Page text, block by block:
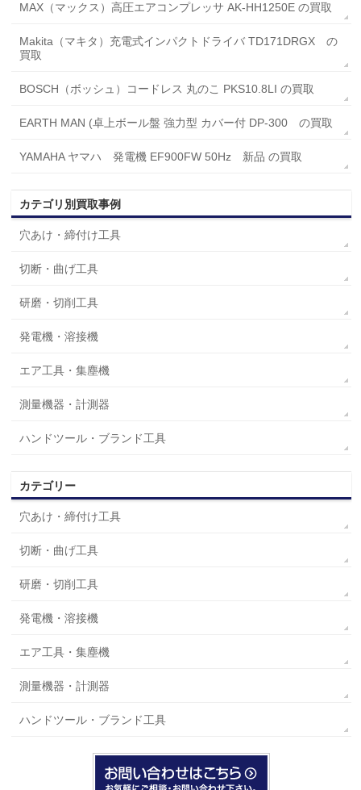
MAX（マックス）高圧エアコンプレッサ AK-HH1250E の買取
Makita（マキタ）充電式インパクトドライバ TD171DRGX の
買取
BOSCH（ボッシュ）コードレス 丸のこ PKS10.8LI の買取
EARTH MAN (卓上ボール盤 強力型 カバー付 DP-300 の買取
YAMAHA ヤマハ 発電機 EF900FW 50Hz 新品 の買取
カテゴリ別買取事例
穴あけ・締付け工具
切断・曲げ工具
研磨・切削工具
発電機・溶接機
エア工具・集塵機
測量機器・計測器
ハンドツール・ブランド工具
カテゴリー
穴あけ・締付け工具
切断・曲げ工具
研磨・切削工具
発電機・溶接機
エア工具・集塵機
測量機器・計測器
ハンドツール・ブランド工具